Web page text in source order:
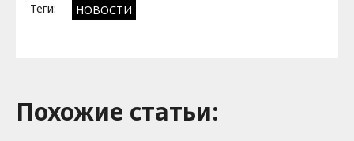
Теги: НОВОСТИ
Похожие cтатьи: